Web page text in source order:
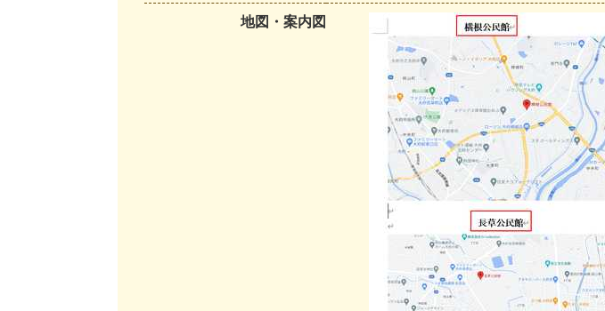
地図・案内図